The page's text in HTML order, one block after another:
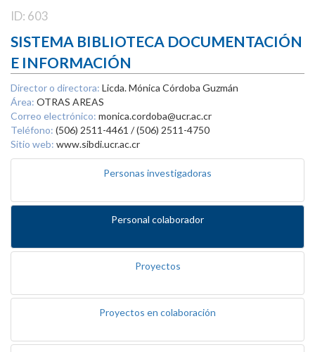
ID: 603
SISTEMA BIBLIOTECA DOCUMENTACIÓN
E INFORMACIÓN
Director o directora: Licda. Mónica Córdoba Guzmán
Área: OTRAS AREAS
Correo electrónico: monica.cordoba@ucr.ac.cr
Teléfono: (506) 2511-4461 / (506) 2511-4750
Sitio web: www.sibdi.ucr.ac.cr
Personas investigadoras
Personal colaborador
Proyectos
Proyectos en colaboración